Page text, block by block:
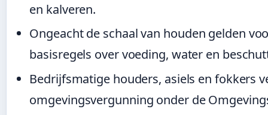
en kalveren.
Ongeacht de schaal van houden gelden
basisregels over voeding, water en
Bedrijfsmatige houders, asiels en fokkers
omgevingsvergunning onder de